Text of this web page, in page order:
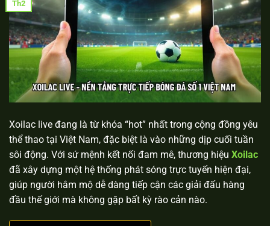
Th2
Xoilac live đang là từ khóa “hot” nhất trong cộng đồng yêu
thể thao tại Việt Nam, đặc biệt là vào những dịp cuối tuần
sôi động. Với sứ mệnh kết nối đam mê, thương hiệu Xoilac
đã xây dựng một hệ thống phát sóng trực tuyến hiện đại,
giúp người hâm mộ dễ dàng tiếp cận các giải đấu hàng
đầu thế giới mà không gặp bất kỳ rào cản nào.